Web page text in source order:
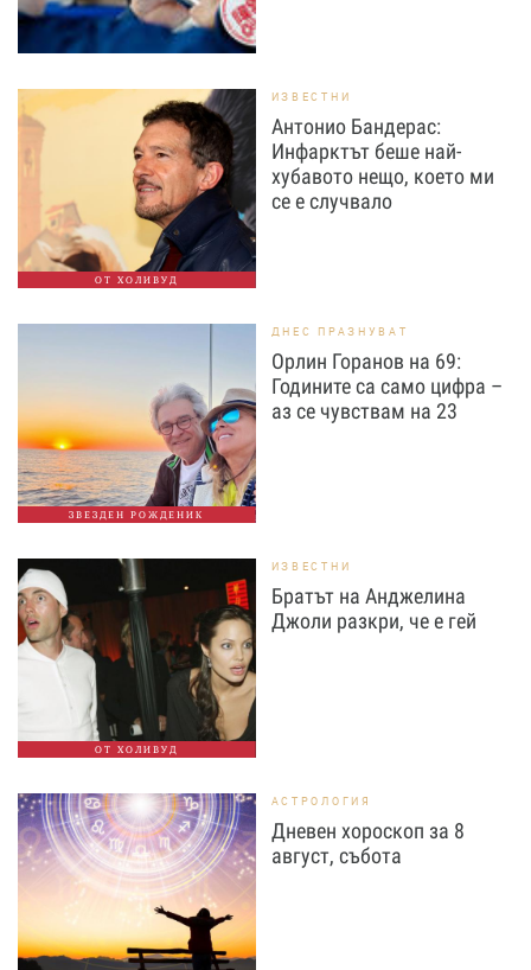
ОТ ХОЛИВУД
ИЗВЕСТНИ
Антонио Бандерас:
Инфарктът беше най-
хубавото нещо, което ми
се е случвало
ЗВЕЗДЕН РОЖДЕНИК
ДНЕС ПРАЗНУВАТ
Орлин Горанов на 69:
Годините са само цифра –
аз се чувствам на 23
ОТ ХОЛИВУД
ИЗВЕСТНИ
Братът на Анджелина
Джоли разкри, че е гей
АСТРОЛОГИЯ
Дневен хороскоп за 8
август, събота